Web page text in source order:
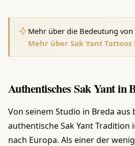
Mehr über die Bedeutung von
Mehr über Sak Yant
Authentisches Sak Yant in
Von seinem Studio in Breda aus
authentische Sak Yant Tradition
nach Europa. Als einer der